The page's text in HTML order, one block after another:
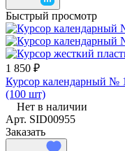
Быстрый просмотр
1 850 ₽
Курсор календарный №
(100 шт)
Нет в наличии
Арт. SID00955
Заказать